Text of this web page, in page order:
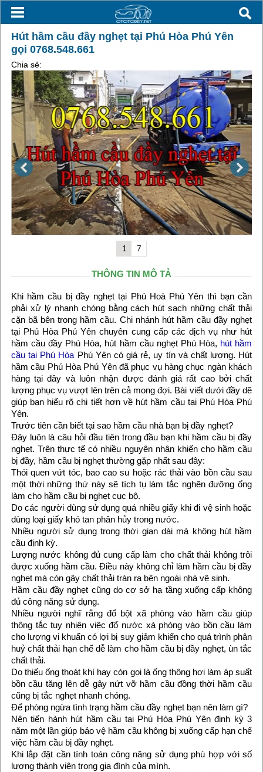
Hút hầm cầu đầy nghẹt tại Phú Hòa Phú Yên
gọi 0768.548.661
Chia sẻ:
1 7
THÔNG TIN MÔ TẢ
Khi hầm cầu bị đầy nghẹt tại Phú Hoà Phú Yên thì bạn cần
phải xử lý nhanh chóng bằng cách hút sạch những chất thải
cặn bã bên trong hầm cầu. Chi nhánh hút hầm cầu đầy nghẹt
tại Phú Hòa Phú Yên chuyên cung cấp các dịch vụ như hút
hầm cầu đầy Phú Hòa, hút hầm cầu nghẹt Phú Hòa, hút hầm
cầu tại Phú Hòa Phú Yên có giá rẻ, uy tín và chất lượng. Hút
hầm cầu Phú Hòa Phú Yên đã phục vụ hàng chục ngàn khách
hàng tại đây và luôn nhận được đánh giá rất cao bởi chất
lượng phục vụ vượt lên trên cả mong đợi. Bài viết dưới đầy dẽ
giúp bạn hiểu rõ chi tiết hơn về hút hầm cầu tại Phú Hòa Phú
Yên.
Trước tiên cần biết tại sao hầm cầu nhà bạn bị đầy nghẹt?
Đây luôn là câu hỏi đầu tiên trong đầu bạn khi hầm cầu bị đầy
nghẹt. Trên thực tế có nhiều nguyên nhân khiến cho hầm cầu
bị đầy, hầm cầu bị nghẹt thường gặp nhất sau đây:
Thói quen vứt tóc, bao cao su hoặc rác thải vào bồn cầu sau
một thời những thứ này sẽ tích tụ làm tắc nghẽn đưỡng ống
làm cho hầm cầu bị nghẹt cục bộ.
Do các người dùng sử dụng quá nhiều giấy khi đi vệ sinh hoặc
dùng loại giấy khó tan phân hủy trong nước.
Nhiều người sử dụng trong thời gian dài mà không hút hầm
cầu định kỳ.
Lượng nước không đủ cung cấp làm cho chất thải không trôi
được xuống hầm cầu. Điều này không chỉ làm hầm cầu bị đầy
nghẹt mà còn gây chất thải tràn ra bên ngoài nhà vệ sinh.
Hầm cầu đầy nghẹt cũng do cơ sở hạ tầng xuống cấp không
đủ công năng sử dụng.
Nhiều người nghĩ rằng đổ bột xã phòng vào hầm cầu giúp
thông tắc tuy nhiên việc đổ nước xà phòng vào bồn cầu làm
cho lượng vi khuẩn có lợi bị suy giảm khiến cho quá trình phân
huỷ chất thải hạn chế dễ làm cho hầm cầu bị đầy nghẹt, ùn tắc
chất thải.
Do thiếu ống thoát khí hay còn gọi là ống thông hơi làm áp suất
bồn cầu tăng lên dễ gây nứt vỡ hầm cầu đồng thời hầm cầu
cũng bị tắc nghẹt nhanh chóng.
Để phòng ngừa tình trạng hầm cầu đầy nghẹt bạn nên làm gì?
Nên tiến hành hút hầm cầu tại Phú Hòa Phú Yên định kỳ 3
năm một lần giúp bảo vệ hầm cầu không bị xuống cấp hạn chế
việc hầm cầu bị đầy nghẹt.
Khi lắp đặt cần tính toán công năng sử dụng phù hợp với số
lượng thành viên trong gia đình của mình.